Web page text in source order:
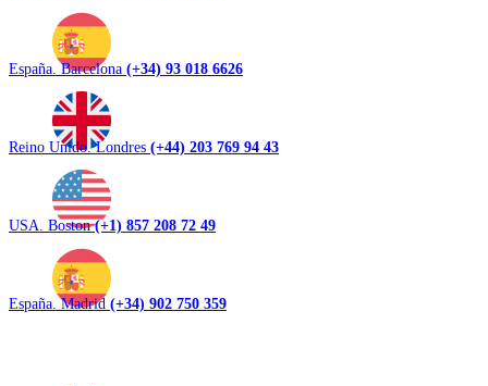
España. Barcelona (+34) 93 018 6626
Reino Unido. Londres (+44) 203 769 94 43
USA. Boston(+1) 857 208 72 49
España. Madrid (+34) 902 750 359